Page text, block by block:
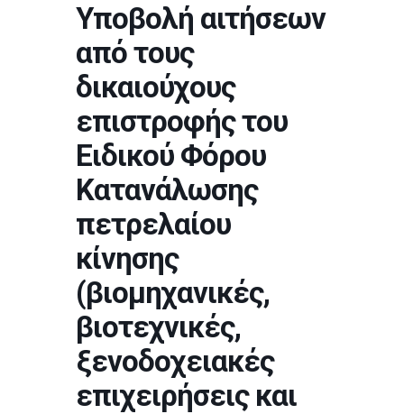
Υποβολή αιτήσεων
από τους
δικαιούχους
επιστροφής του
Ειδικού Φόρου
Κατανάλωσης
πετρελαίου
κίνησης
(βιομηχανικές,
βιοτεχνικές,
ξενοδοχειακές
επιχειρήσεις και